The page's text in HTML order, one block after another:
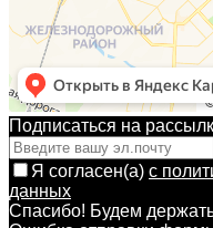
Подписаться на
Я согласен(a) с
данных
Спасибо! Будем